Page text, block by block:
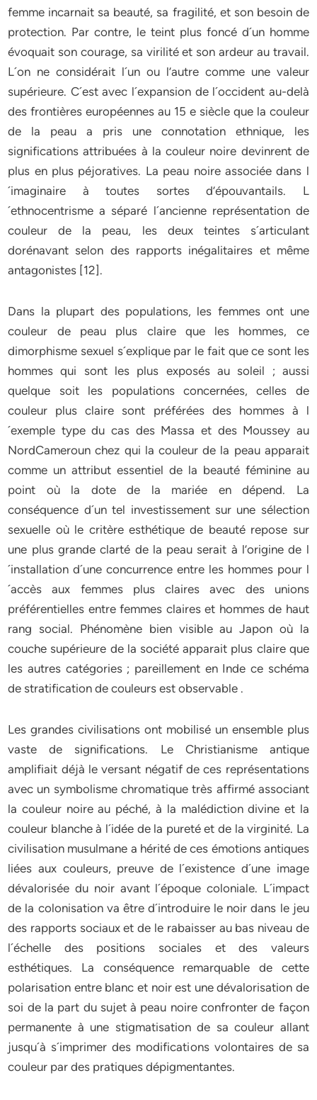
femme incarnait sa beauté, sa fragilité, et son besoin de
protection. Par contre, le teint plus foncé d´un homme
évoquait son courage, sa virilité et son ardeur au travail.
L´on ne considérait l´un ou l’autre comme une valeur
supérieure. C´est avec l´expansion de l´occident au-delà
des frontières européennes au 15 e siècle que la couleur
de la peau a pris une connotation ethnique, les
significations attribuées à la couleur noire devinrent de
plus en plus péjoratives. La peau noire associée dans l
´imaginaire à toutes sortes d’épouvantails. L
´ethnocentrisme a séparé l´ancienne représentation de
couleur de la peau, les deux teintes s´articulant
dorénavant selon des rapports inégalitaires et même
antagonistes [12].
Dans la plupart des populations, les femmes ont une
couleur de peau plus claire que les hommes, ce
dimorphisme sexuel s´explique par le fait que ce sont les
hommes qui sont les plus exposés au soleil ; aussi
quelque soit les populations concernées, celles de
couleur plus claire sont préférées des hommes à l
´exemple type du cas des Massa et des Moussey au
NordCameroun chez qui la couleur de la peau apparait
comme un attribut essentiel de la beauté féminine au
point où la dote de la mariée en dépend. La
conséquence d´un tel investissement sur une sélection
sexuelle où le critère esthétique de beauté repose sur
une plus grande clarté de la peau serait à l’origine de l
´installation d´une concurrence entre les hommes pour l
´accès aux femmes plus claires avec des unions
préférentielles entre femmes claires et hommes de haut
rang social. Phénomène bien visible au Japon où la
couche supérieure de la société apparait plus claire que
les autres catégories ; pareillement en Inde ce schéma
de stratification de couleurs est observable .
Les grandes civilisations ont mobilisé un ensemble plus
vaste de significations. Le Christianisme antique
amplifiait déjà le versant négatif de ces représentations
avec un symbolisme chromatique très affirmé associant
la couleur noire au péché, à la malédiction divine et la
couleur blanche à l´idée de la pureté et de la virginité. La
civilisation musulmane a hérité de ces émotions antiques
liées aux couleurs, preuve de l´existence d´une image
dévalorisée du noir avant l´époque coloniale. L´impact
de la colonisation va être d´introduire le noir dans le jeu
des rapports sociaux et de le rabaisser au bas niveau de
l´échelle des positions sociales et des valeurs
esthétiques. La conséquence remarquable de cette
polarisation entre blanc et noir est une dévalorisation de
soi de la part du sujet à peau noire confronter de façon
permanente à une stigmatisation de sa couleur allant
jusqu´à s´imprimer des modifications volontaires de sa
couleur par des pratiques dépigmentantes.